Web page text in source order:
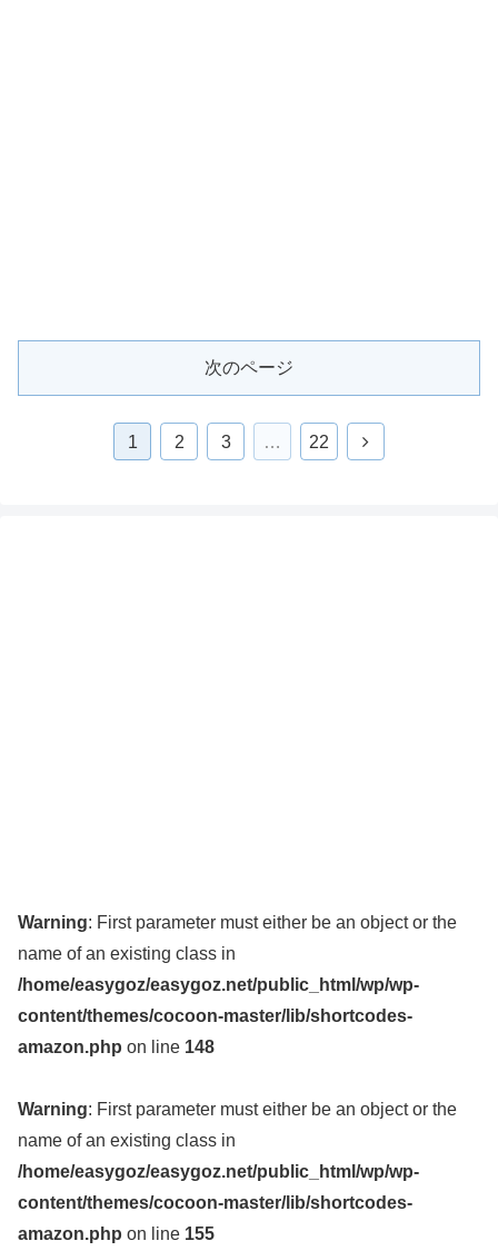
次のページ
1 2 3 … 22
Warning: First parameter must either be an object or the
name of an existing class in
/home/easygoz/easygoz.net/public_html/wp/wp-
content/themes/cocoon-master/lib/shortcodes-
amazon.php on line 148
Warning: First parameter must either be an object or the
name of an existing class in
/home/easygoz/easygoz.net/public_html/wp/wp-
content/themes/cocoon-master/lib/shortcodes-
amazon.php on line 155